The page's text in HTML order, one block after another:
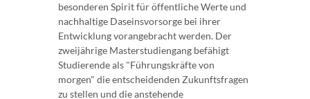
besonderen Spirit für öffentliche Werte und
nachhaltige Daseinsvorsorge bei ihrer
Entwicklung vorangebracht werden. Der
zweijährige Masterstudiengang befähigt
Studierende als "Führungskräfte von
morgen" die entscheidenden Zukunftsfragen
zu stellen und die anstehende